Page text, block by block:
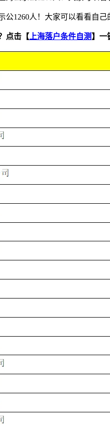
公1260人！大家可以看看自
点击【 上海落户条件自测】一